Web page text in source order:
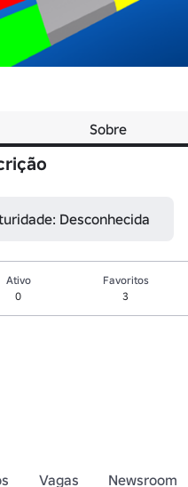
Sobre
Desconhecida
Ativo
0
Favoritos
3
Vagas Newsroom